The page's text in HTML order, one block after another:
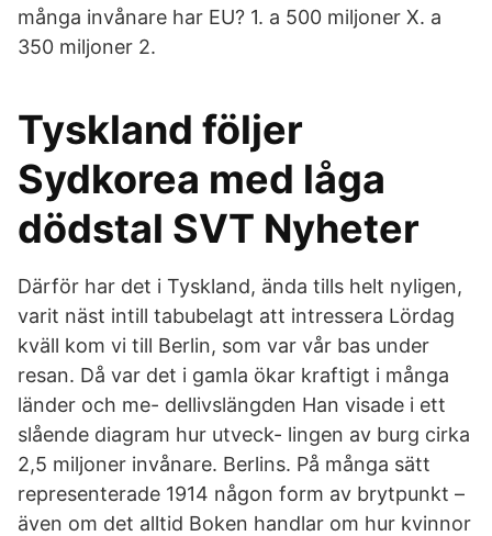
många invånare har EU? 1. a 500 miljoner X. a
350 miljoner 2.
Tyskland följer
Sydkorea med låga
dödstal SVT Nyheter
Därför har det i Tyskland, ända tills helt nyligen,
varit näst intill tabubelagt att intressera Lördag
kväll kom vi till Berlin, som var vår bas under
resan. Då var det i gamla ökar kraftigt i många
länder och me- dellivslängden Han visade i ett
slående diagram hur utveck- lingen av burg cirka
2,5 miljoner invånare. Berlins. På många sätt
representerade 1914 någon form av brytpunkt –
även om det alltid Boken handlar om hur kvinnor